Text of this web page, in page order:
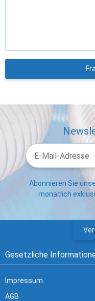
Abonnieren Sie
monatlich
Gesetzliche
Impressum
AGB